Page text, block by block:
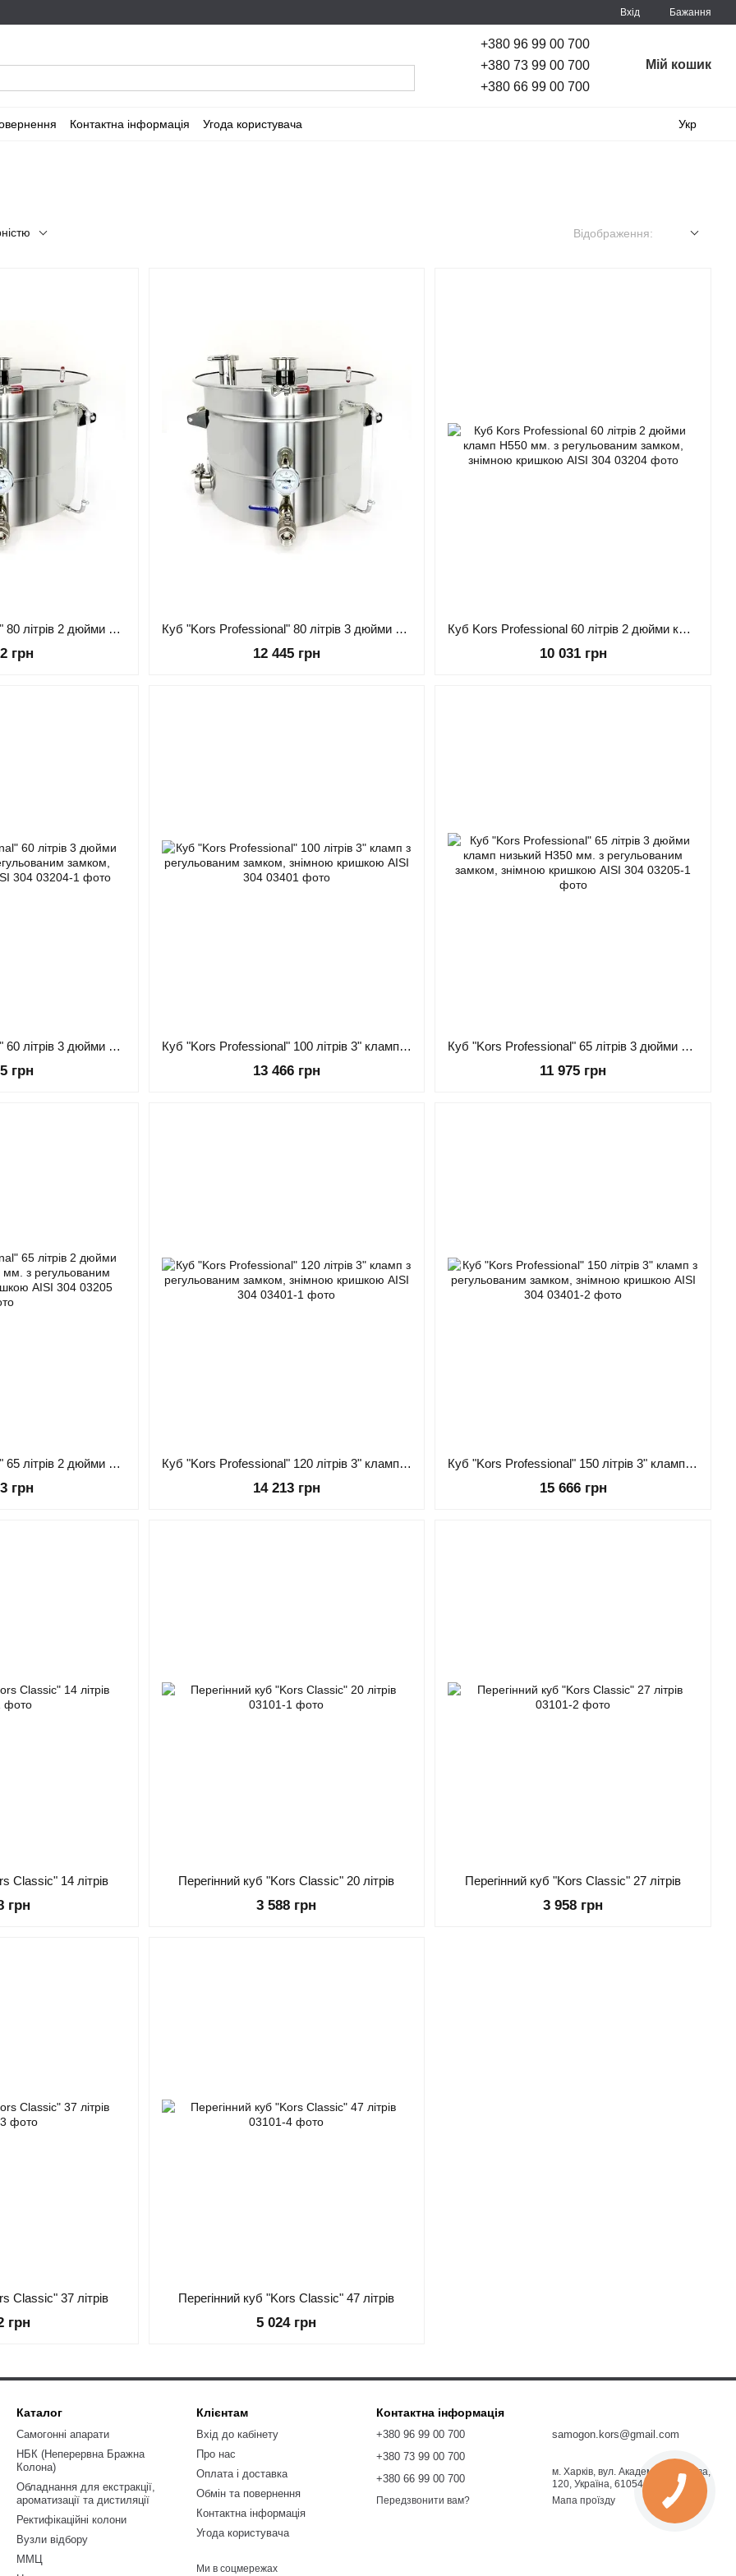
Вхід Бажання
+380 96 99 00 700
+380 73 99 00 700
+380 66 99 00 700
Мій кошик
Контактна інформація Угода користувача Укр
Відображення:
Куб "Kors Professional" 80 літрів 2 дюйми кламп низький H450 мм. з регульованим замком, знімною кришкою AISI 304
грн
Куб "Kors Professional" 80 літрів 3 дюйми кламп низький H450 мм. з регульованим замком, знімною кришкою AISI 304
12 445 грн
Куб Kors Professional 60 літрів 2 дюйми кламп H550 мм. з регульованим замком, знімною кришкою AISI 304
10 031 грн
Куб "Kors Professional" 60 літрів 3 дюйми кламп H550 мм. з регульованим замком, знімною кришкою AISI 304
грн
Куб "Kors Professional" 100 літрів 3" кламп з регульованим замком, знімною кришкою AISI 304
13 466 грн
Куб "Kors Professional" 65 літрів 3 дюйми кламп низький H350 мм. з регульованим замком, знімною кришкою AISI 304
11 975 грн
Куб "Kors Professional" 65 літрів 2 дюйми кламп низький H350 мм. з регульованим замком, знімною кришкою AISI 304
грн
Куб "Kors Professional" 120 літрів 3" кламп з регульованим замком, знімною кришкою AISI 304
14 213 грн
Куб "Kors Professional" 150 літрів 3" кламп з регульованим замком, знімною кришкою AISI 304
15 666 грн
Classic" 14 літрів
грн
Перегінний куб "Kors Classic" 20 літрів
3 588 грн
Перегінний куб "Kors Classic" 27 літрів
3 958 грн
Classic" 37 літрів
грн
Перегінний куб "Kors Classic" 47 літрів
5 024 грн
Каталог
Самогонні апарати
НБК (Неперервна Бражна
Колона)
Обладнання для екстракції,
ароматизації та дистиляції
Ректифікаційні колони
Вузли відбору
ММЦ
Клієнтам
Вхід до кабінету
Про нас
Оплата і доставка
Обмін та повернення
Контактна інформація
Угода користувача
Ми в соцмережах
Контактна інформація
+380 96 99 00 700
+380 73 99 00 700
+380 66 99 00 700
Передзвонити вам?
samogon.kors@gmail.com
м. Харків, вул. Академіка Павлова,
120, Україна, 61054
Мапа проїзду